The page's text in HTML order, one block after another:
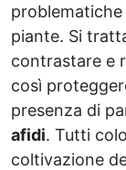
piante. Si
contrastare e
così
presenza di
afidi. Tutti
coltivazione